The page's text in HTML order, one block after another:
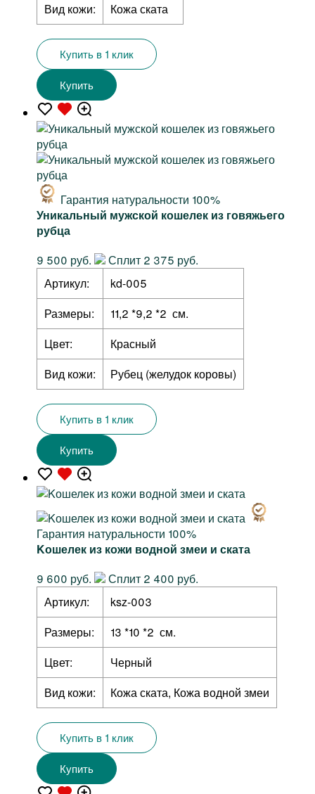
Вид кожи:
Кожа ската
Купить в 1 клик
Купить
Гарантия натуральности 100%
Уникальный мужской кошелек из говяжьего
рубца
9 500 руб.
Сплит 2 375 руб.
Артикул:
kd-005
Размеры:
11,2 *9,2 *2 см.
Цвет:
Красный
Вид кожи:
Рубец (желудок коровы)
Купить в 1 клик
Купить
Гарантия натуральности 100%
Kошелек из кожи водной змеи и ската
9 600 руб.
Сплит 2 400 руб.
Артикул:
ksz-003
Размеры:
13 *10 *2 см.
Цвет:
Черный
Вид кожи:
Кожа ската, Кожа водной змеи
Купить в 1 клик
Купить